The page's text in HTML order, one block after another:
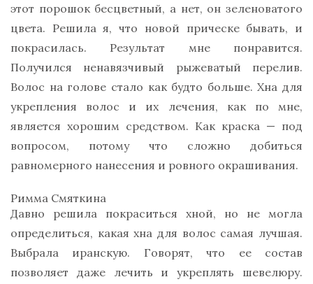
этот порошок бесцветный, а нет, он зеленоватого
цвета. Решила я, что новой прическе бывать, и
покрасилась. Результат мне понравится.
Получился ненавязчивый рыжеватый перелив.
Волос на голове стало как будто больше. Хна для
укрепления волос и их лечения, как по мне,
является хорошим средством. Как краска — под
вопросом, потому что сложно добиться
равномерного нанесения и ровного окрашивания.
Римма Смяткина
Давно решила покраситься хной, но не могла
определиться, какая хна для волос самая лучшая.
Выбрала иранскую. Говорят, что ее состав
позволяет даже лечить и укреплять шевелюру.